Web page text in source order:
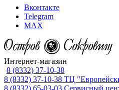
Вконтакте
Telegram
MAX
Интернет-магазин
8 (8332) 37-10-38
8 (8332) 37-10-38 ТЦ
8 (8332) 65-03-03 Сервисный